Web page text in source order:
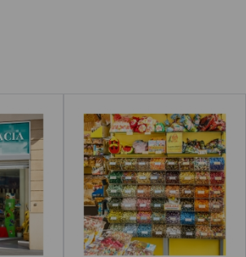
acerca de "Gasolinera"
Leer más
Tienda de caramelos